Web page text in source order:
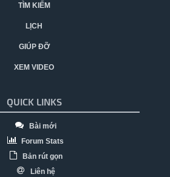
TÌM KIẾM
LỊCH
GIÚP ĐỠ
XEM VIDEO
QUICK LINKS
Bài mới
Forum Stats
Bản rút gọn
Liên hệ